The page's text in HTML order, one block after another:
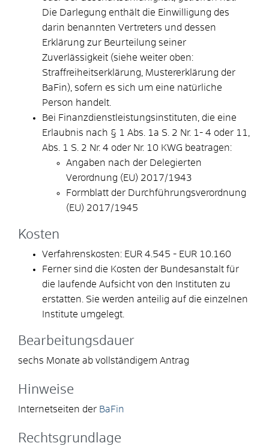
Die Darlegung enthält die Einwilligung des
darin benannten Vertreters und dessen
Erklärung zur Beurteilung seiner
Zuverlässigkeit (siehe weiter oben:
Straffreiheitserklärung, Mustererklärung der
BaFin), sofern es sich um eine natürliche
Person handelt.
Bei Finanzdienstleistungsinstituten, die eine
Erlaubnis nach § 1 Abs. 1a S. 2 Nr. 1- 4 oder 11,
Abs. 1 S. 2 Nr. 4 oder Nr. 10 KWG beatragen:
Angaben nach der Delegierten
Verordnung (EU) 2017/1943
Formblatt der Durchführungsverordnung
(EU) 2017/1945
Kosten
Verfahrenskosten: EUR 4.545 - EUR 10.160
Ferner sind die Kosten der Bundesanstalt für
die laufende Aufsicht von den Instituten zu
erstatten. Sie werden anteilig auf die einzelnen
Institute umgelegt.
Bearbeitungsdauer
sechs Monate ab vollständigem Antrag
Hinweise
Internetseiten der BaFin
Rechtsgrundlage